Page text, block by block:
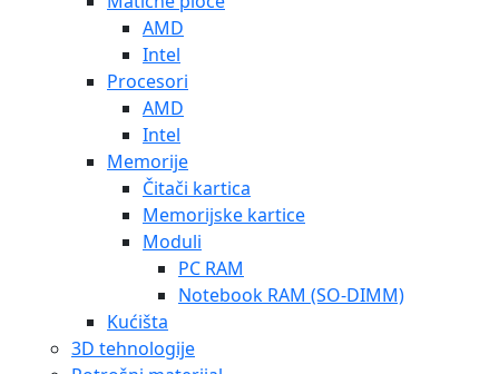
AMD
Intel
Procesori
AMD
Intel
Memorije
Čitači kartica
Memorijske kartice
Moduli
PC RAM
Notebook RAM (SO-DIMM)
Kućišta
3D tehnologije